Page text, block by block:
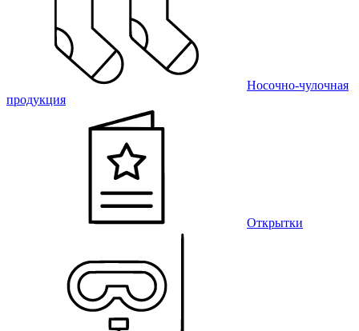
Носочно-чулочная
продукция
Открытки